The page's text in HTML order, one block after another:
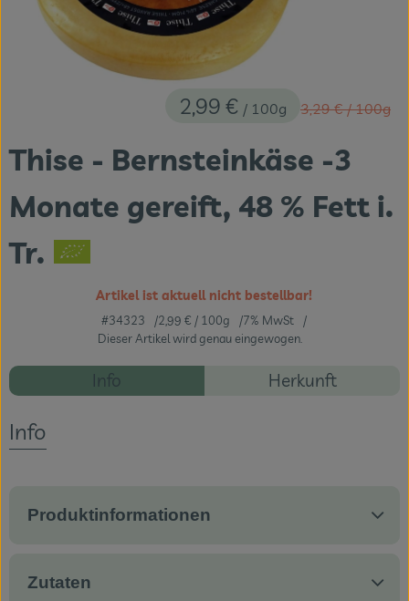
Themenwelten
Obst & Gemüse
Naturdrogerie
Getränke
Service
Veranstaltungen
Thise - Bernsteinkäse -3
Monate gereift, 48 % Fett i.
Tr.
2,99 € / 100g Alter Preis:
3,29 €/ 100g
Artikel ist aktuell nicht bestellbar!
#34323 2,99 € / 100g
7% MwSt
Dieser Artikel wird genau eingewogen.
Rezepte
Info Herkunft
Info
Produktinformationen
Zutaten